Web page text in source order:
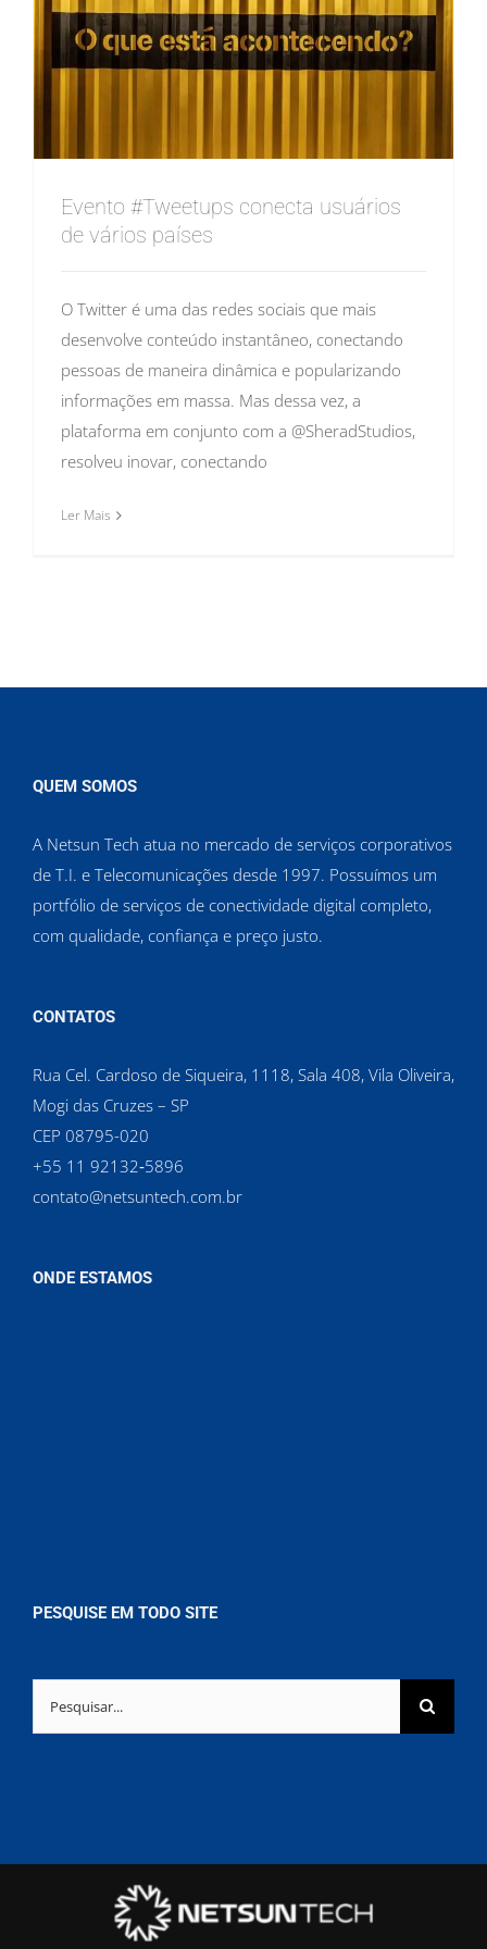
Evento #Tweetups conecta usuários
de vários países
O Twitter é uma das redes sociais que mais
desenvolve conteúdo instantâneo, conectando
pessoas de maneira dinâmica e popularizando
informações em massa. Mas dessa vez, a
plataforma em conjunto com a @SheradStudios,
resolveu inovar, conectando
Ler Mais
QUEM SOMOS
A Netsun Tech atua no mercado de serviços corporativos
de T.I. e Telecomunicações desde 1997. Possuímos um
portfólio de serviços de conectividade digital completo,
com qualidade, confiança e preço justo.
CONTATOS
Rua Cel. Cardoso de Siqueira, 1118, Sala 408, Vila Oliveira,
Mogi das Cruzes – SP
CEP 08795-020
‪+55 11 92132‑5896‬
contato@netsuntech.com.br
ONDE ESTAMOS
PESQUISE EM TODO SITE